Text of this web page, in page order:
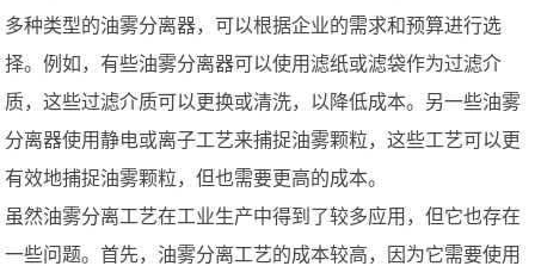
多种类型的油雾分离器，可以根据企业的需求和预算进行选
择。例如，有些油雾分离器可以使用滤纸或滤袋作为过滤介
质，这些过滤介质可以更换或清洗，以降低成本。另一些油雾
分离器使用静电或离子工艺来捕捉油雾颗粒，这些工艺可以更
有效地捕捉油雾颗粒，但也需要更高的成本。
虽然油雾分离工艺在工业生产中得到了较多应用，但它也存在
一些问题。首先，油雾分离工艺的成本较高，因为它需要使用